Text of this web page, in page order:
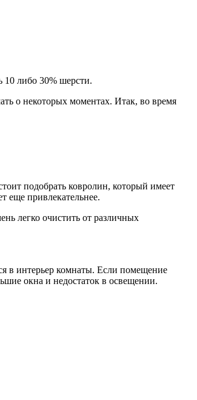
10 либо 30% шерсти.
о некоторых моментах. Итак, во время
подобрать ковролин, который имеет
еще привлекательнее.
легко очистить от различных
в интерьер комнаты. Если помещение
окна и недостаток в освещении.